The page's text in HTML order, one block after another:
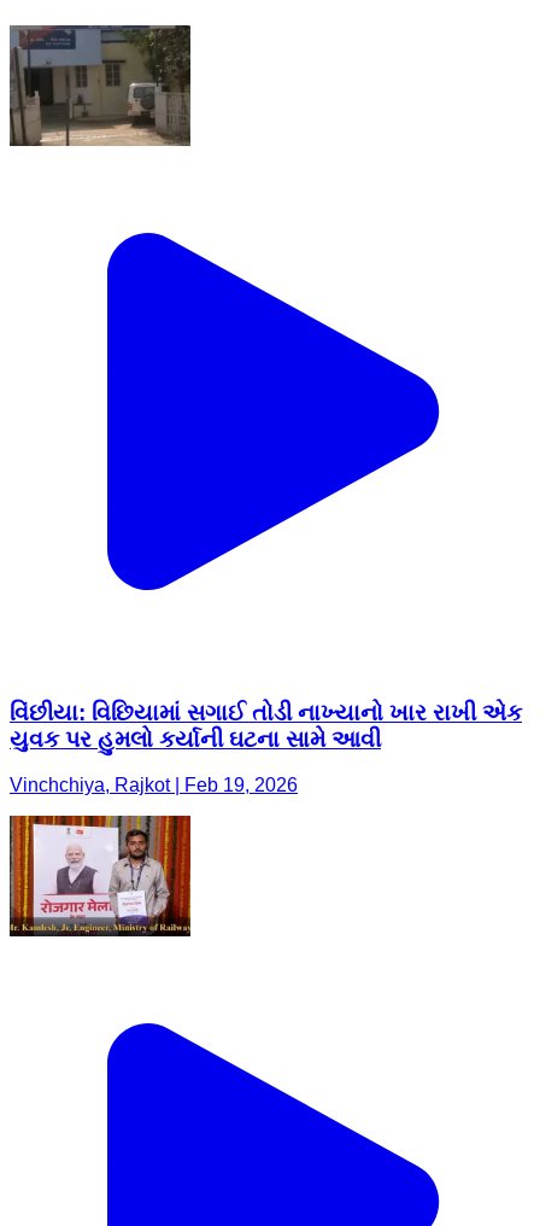
વિંછીયા: વિછિયામાં સગાઈ તોડી નાખ્યાનો ખાર રાખી એક
યુવક પર હુમલો કર્યાની ઘટના સામે આવી
Vinchchiya, Rajkot | Feb 19, 2026